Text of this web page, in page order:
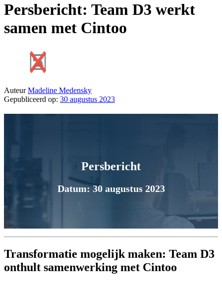
Persbericht: Team D3 werkt
samen met Cintoo
Auteur Madeline Medensky
Gepubliceerd op: 30 augustus 2023
Persbericht
Datum: 30 augustus 2023
Transformatie mogelijk maken: Team D3
onthult samenwerking met Cintoo